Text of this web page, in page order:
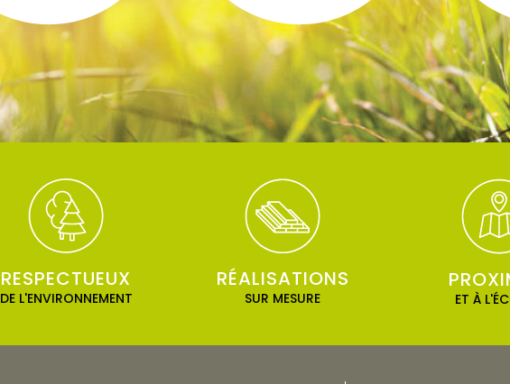
RESPECTUEUX
DE L'ENVIRONNEMENT
RÉALISATIONS
SUR MESURE ET À